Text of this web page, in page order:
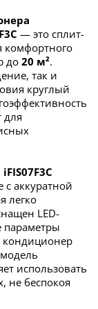
— это сплит-
комфортного
до 20 м².
так и
круглый
для
аккуратной
легко
LED-
параметры
кондиционер
использовать
не беспокоя